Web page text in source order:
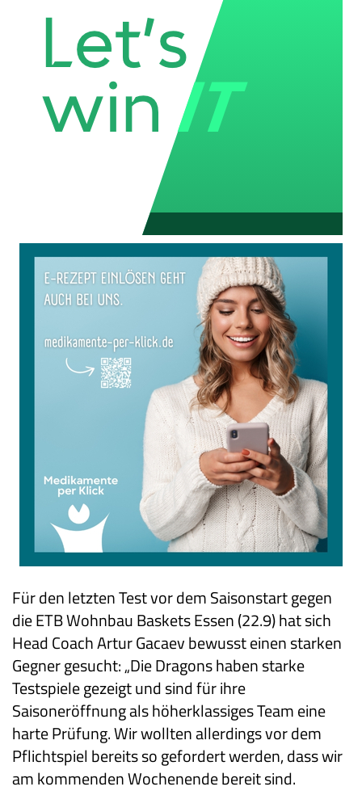
Für den letzten Test vor dem Saisonstart gegen
die ETB Wohnbau Baskets Essen (22.9) hat sich
Head Coach Artur Gacaev bewusst einen starken
Gegner gesucht: „Die Dragons haben starke
Testspiele gezeigt und sind für ihre
Saisoneröffnung als höherklassiges Team eine
harte Prüfung. Wir wollten allerdings vor dem
Pflichtspiel bereits so gefordert werden, dass wir
am kommenden Wochenende bereit sind.